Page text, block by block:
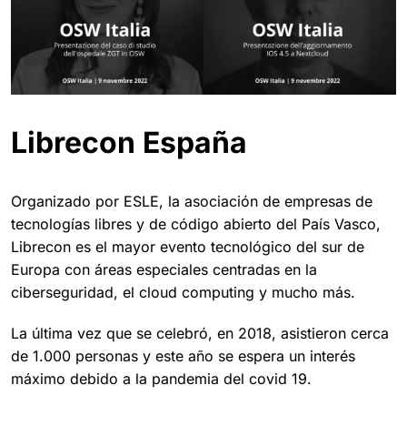
Librecon España
Organizado por ESLE, la asociación de empresas de
tecnologías libres y de código abierto del País Vasco,
Librecon es el mayor evento tecnológico del sur de
Europa con áreas especiales centradas en la
ciberseguridad, el cloud computing y mucho más.
La última vez que se celebró, en 2018, asistieron cerca
de 1.000 personas y este año se espera un interés
máximo debido a la pandemia del covid 19.